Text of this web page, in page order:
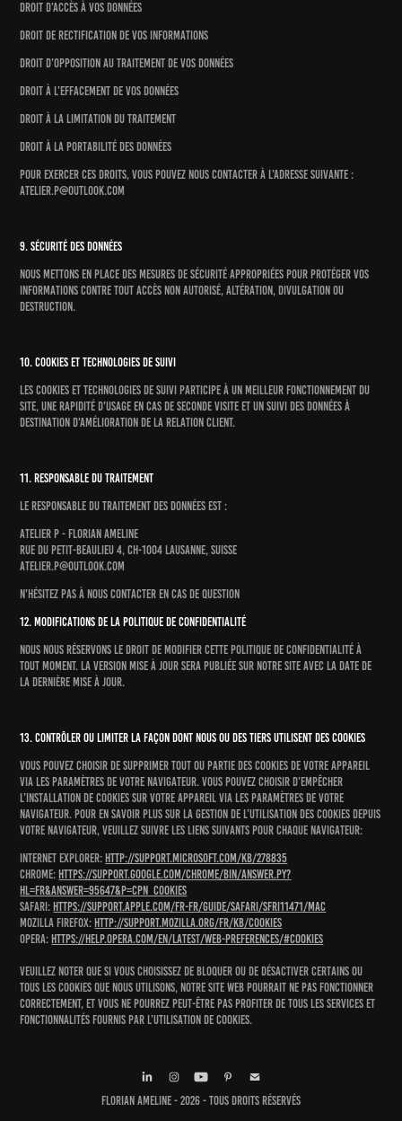
Droit d’accès à vos données
Droit de rectification de vos informations
Droit d’opposition au traitement de vos données
Droit à l’effacement de vos données
Droit à la limitation du traitement
Droit à la portabilité des données
Pour exercer ces droits, vous pouvez nous contacter à l’adresse suivante :
atelier.p@outlook.com
9. Sécurité des données
Nous mettons en place des mesures de sécurité appropriées pour protéger vos
informations contre tout accès non autorisé, altération, divulgation ou
destruction.
10. Cookies et technologies de suivi
Les cookies et technologies de suivi participe à un meilleur fonctionnement du
site, une rapidité d'usage en cas de seconde visite et un suivi des données à
destination d'amélioration de la relation client.
11. Responsable du traitement
Le responsable du traitement des données est :
Atelier p - Florian ameline
rue du petit-beaulieu 4, ch-1004 lausanne, suisse
atelier.p@outlook.com
n'hésitez pas à nous contacter en cas de question
12. Modifications de la politique de confidentialité
Nous nous réservons le droit de modifier cette politique de confidentialité à
tout moment. La version mise à jour sera publiée sur notre site avec la date de
la dernière mise à jour.
13. Contrôler ou limiter la façon dont nous ou des tiers utilisent des cookies
Vous pouvez choisir de supprimer tout ou partie des cookies de votre appareil
via les paramètres de votre navigateur. Vous pouvez choisir d’empêcher
l’installation de cookies sur votre appareil via les paramètres de votre
navigateur. Pour en savoir plus sur la gestion de l’utilisation des cookies depuis
votre navigateur, veuillez suivre les liens suivants pour chaque navigateur:
Internet Explorer: http://support.microsoft.com/kb/278835
Chrome: https://support.google.com/chrome/bin/answer.py?
hl=fr&answer=95647&p=cpn_cookies
Safari: https://support.apple.com/fr-fr/guide/safari/sfri11471/mac
Mozilla Firefox: http://support.mozilla.org/fr/kb/Cookies
Opera: https://help.opera.com/en/latest/web-preferences/#cookies
Veuillez noter que si vous choisissez de bloquer ou de désactiver certains ou
tous les cookies que nous utilisons, notre site web pourrait ne pas fonctionner
correctement, et vous ne pourrez peut-être pas profiter de tous les services et
fonctionnalités fournis par l’utilisation de cookies.
Florian Ameline - 2026 - Tous droits réservés